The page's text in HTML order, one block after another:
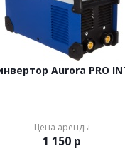
Aurora PRO
Цена аренды
1 150 р